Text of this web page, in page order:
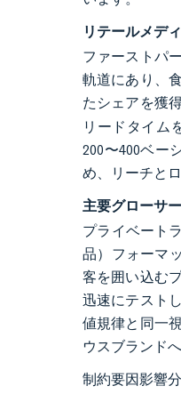
リテールメデ
ファーストパ
軌道にあり、
たシェアを獲
リードタイム
200〜400ベー
め、リーチと
主要グローサ
プライベート
品）フォーマ
客を囲い込む
迅速にテスト
値規律と同一
ウスブランド
制約要因影響